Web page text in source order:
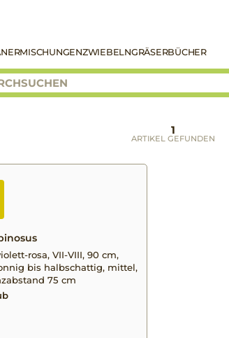
MISCHUNGENZWIEBELNGRÄSERBÜCHER
1
ARTIKEL GEFUNDEN
rosa, VII-VIII, 90 cm,
bis halbschattig, mittel,
75 cm